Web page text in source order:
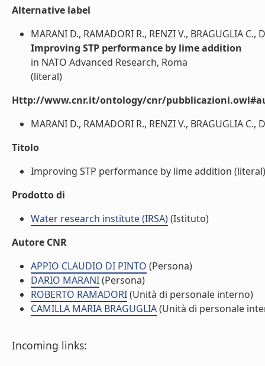
Alternative label
MARANI D., RAMADORI R., RENZI V., BRAGUGLIA C.,
Improving STP performance by lime addition
in NATO Advanced Research, Roma
(literal)
Http://www.cnr.it/ontology/cnr/
MARANI D., RAMADORI R., RENZI V., BRAGUGLIA C.,
Titolo
Improving STP performance by lime addition (literal)
Prodotto di
Water research institute (IRSA)(Istituto)
Autore CNR
APPIO CLAUDIO DI PINTO (Persona)
DARIO MARANI(Persona)
ROBERTO RAMADORI(Unità di personale interno)
CAMILLA MARIA BRAGUGLIA(Unità di personale
Incoming links: